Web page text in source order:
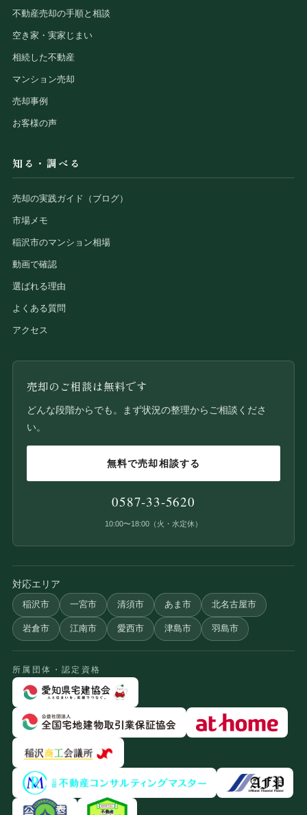
不動産売却の手順と相談
空き家・実家じまい
相続した不動産
マンション売却
売却事例
お客様の声
知る・調べる
売却の実践ガイド（ブログ）
市場メモ
稲沢市のマンション相場
動画で確認
選ばれる理由
よくある質問
アクセス
売却のご相談は無料です
どんな段階からでも。まず状況の整理からご相談くださ
い。
無料で売却相談する
0587-33-5620
10:00〜18:00（火・水定休）
対応エリア
稲沢市 一宮市 清須市 あま市 北名古屋市
岩倉市 江南市 愛西市 津島市 羽島市
所属団体・認定資格